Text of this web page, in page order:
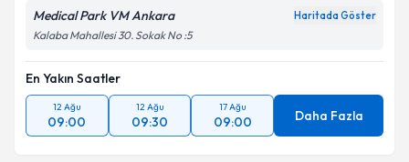
Medical Park VM Ankara Haritada Göster
Kalaba Mahallesi 30. Sokak No :5
En Yakın Saatler
12 Ağu
09:00
12 Ağu
09:30
17 Ağu
09:00 Daha Fazla